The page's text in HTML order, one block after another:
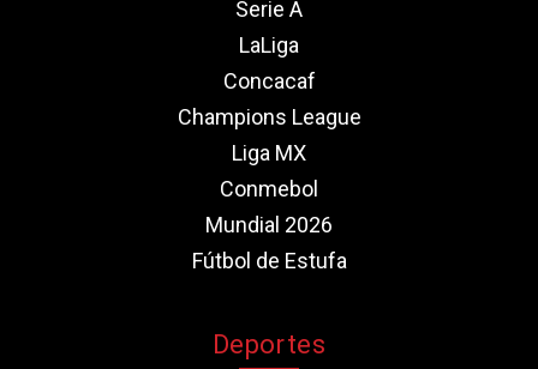
Serie A
LaLiga
Concacaf
Champions League
Liga MX
Conmebol
Mundial 2026
Fútbol de Estufa
Deportes